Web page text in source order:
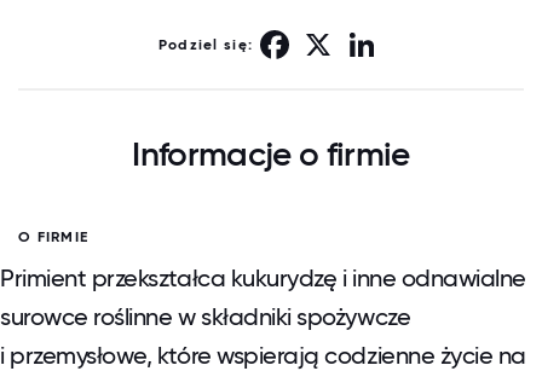
Podziel się: Facebook
Informacje o firmie
O FIRMIE
Primient przekształca kukurydzę i inne odnawialne
surowce roślinne w składniki spożywcze
i przemysłowe, które wspierają codzienne życie na